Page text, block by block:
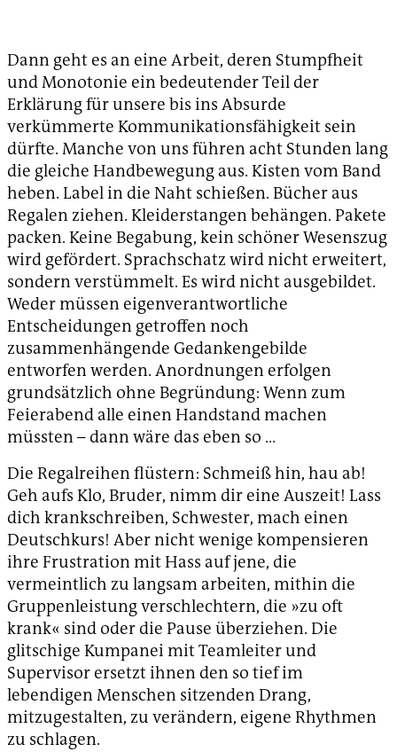
Dann geht es an eine Arbeit, deren Stumpfheit
und Monotonie ein bedeutender Teil der
Erklärung für unsere bis ins Absurde
verkümmerte Kommunikationsfähigkeit sein
dürfte. Manche von uns führen acht Stunden lang
die gleiche Handbewegung aus. Kisten vom Band
heben. Label in die Naht schießen. Bücher aus
Regalen ziehen. Kleiderstangen behängen. Pakete
packen. Keine Begabung, kein schöner Wesenszug
wird gefördert. Sprachschatz wird nicht erweitert,
sondern verstümmelt. Es wird nicht ausgebildet.
Weder müssen eigenverantwortliche
Entscheidungen getroffen noch
zusammenhängende Gedankengebilde
entworfen werden. Anordnungen erfolgen
grundsätzlich ohne Begründung: Wenn zum
Feierabend alle einen Handstand machen
müssten – dann wäre das eben so …
Die Regalreihen flüstern: Schmeiß hin, hau ab!
Geh aufs Klo, Bruder, nimm dir eine Auszeit! Lass
dich krankschreiben, Schwester, mach einen
Deutschkurs! Aber nicht wenige kompensieren
ihre Frustration mit Hass auf jene, die
vermeintlich zu langsam arbeiten, mithin die
Gruppenleistung verschlechtern, die »zu oft
krank« sind oder die Pause überziehen. Die
glitschige Kumpanei mit Teamleiter und
Supervisor ersetzt ihnen den so tief im
lebendigen Menschen sitzenden Drang,
mitzugestalten, zu verändern, eigene Rhythmen
zu schlagen.